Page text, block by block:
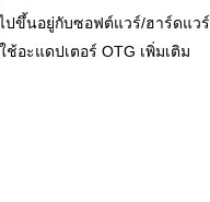
ไปขึ้นอยู่กับซอฟต์แวร์/ฮาร์ดแวร์
อะแดปเตอร์ OTG เพิ่มเติม